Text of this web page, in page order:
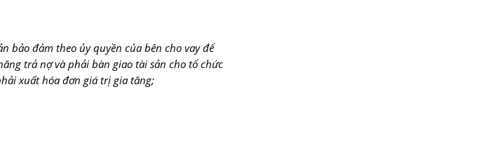
bảo đảm theo ủy quyền của bên cho vay để
trả nợ và phải bàn giao tài sản cho tổ chức
xuất hóa đơn giá trị gia tăng;